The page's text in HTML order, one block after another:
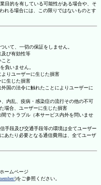
目的を有している可能性がある場合や、そ
れる場合には、この限りではないものとす
いて、一切の保証をしません。
及び有効性等
と
負いません。
りユーザーに生じた損害
に生じた損害
国の法令に触れたことによりユーザーに
内乱、疫病・感染症の流行その他の不可
場合、ユーザーに生じた損害
でトラブル（本サービス内外を問いませ
手段及び交通手段等の環境は全てユーザー
あたり必要となる通信費用は、全てユーザ
ームページ
)をご参照ください。